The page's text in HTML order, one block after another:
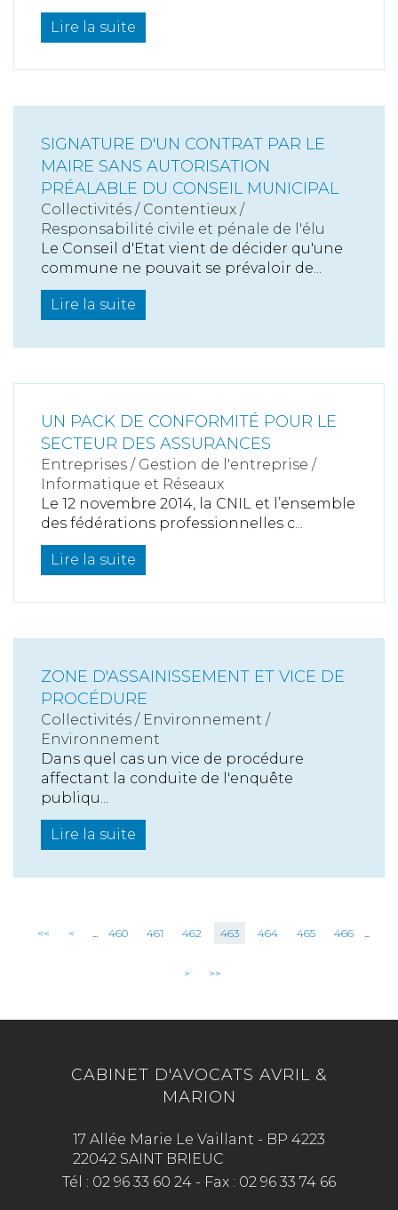
Lire la suite
SIGNATURE D'UN CONTRAT PAR LE
MAIRE SANS AUTORISATION
PRÉALABLE DU CONSEIL MUNICIPAL
Collectivités / Contentieux /
Responsabilité civile et pénale de l'élu
Le Conseil d'Etat vient de décider qu'une
commune ne pouvait se prévaloir de...
Lire la suite
UN PACK DE CONFORMITÉ POUR LE
SECTEUR DES ASSURANCES
Entreprises / Gestion de l'entreprise /
Informatique et Réseaux
Le 12 novembre 2014, la CNIL et l’ensemble
des fédérations professionnelles c...
Lire la suite
ZONE D'ASSAINISSEMENT ET VICE DE
PROCÉDURE
Collectivités / Environnement /
Environnement
Dans quel cas un vice de procédure
affectant la conduite de l'enquête
publiqu...
Lire la suite
<< < 460 461 462 463 464 465 466
> >>
CABINET D'AVOCATS AVRIL &
MARION
17 Allée Marie Le Vaillant - BP 4223
22042 SAINT BRIEUC
Tél : 02 96 33 60 24 - Fax : 02 96 33 74 66